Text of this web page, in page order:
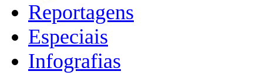
Reportagens
Especiais
Infografias